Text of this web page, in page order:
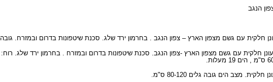
הנגב
חלקית עם גשם מצפון הארץ – צפון הנגב . בחרמון ירד שלג. סכנת שיטפונות בדרום ובמזרח. גובה גלים 60-
מצב הים גובה גלים 80-120 ס"מ.